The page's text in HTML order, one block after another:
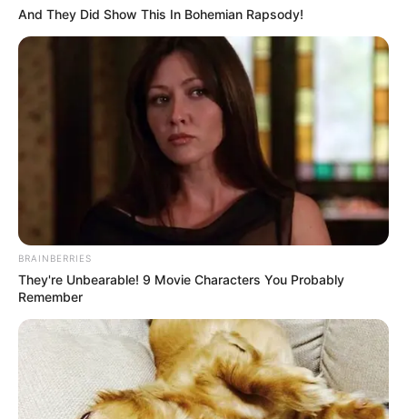
And They Did Show This In Bohemian Rapsody!
BRAINBERRIES
They're Unbearable! 9 Movie Characters You Probably
Remember